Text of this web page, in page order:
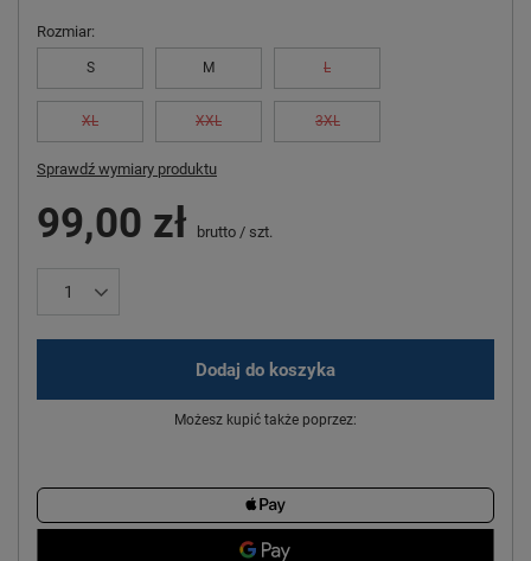
Rozmiar
S M L
XL XXL 3XL
Sprawdź wymiary produktu
99,00 zł brutto / szt.
Dodaj do koszyka
Możesz kupić także poprzez: